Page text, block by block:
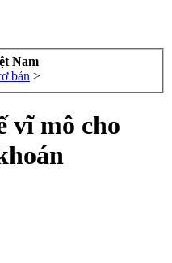
Nam
bản >
vĩ mô cho